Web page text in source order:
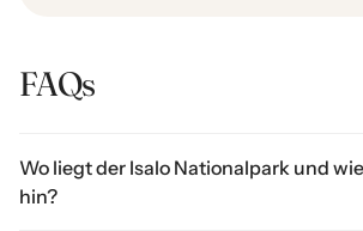
FAQs
Wo liegt der Isalo Nationalpark und
hin?